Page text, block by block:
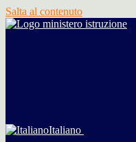
Salta al contenuto
Italiano